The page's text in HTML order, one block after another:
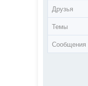
Друзья
Темы
Сообщения